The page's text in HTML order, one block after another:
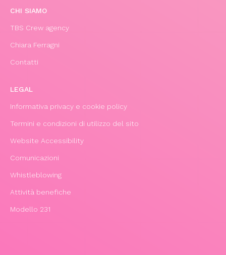
CHI SIAMO
TBS Crew agency
Chiara Ferragni
Contatti
LEGAL
Informativa privacy e cookie policy
Termini e condizioni di utilizzo del sito
Website Accessibility
Comunicazioni
Whistleblowing
Attività benefiche
Modello 231